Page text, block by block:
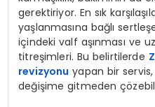
gerektiriyor. En sık
yaşlanmasına bağlı
içindeki valf aşınması ve
titreşimleri. Bu belirtilerde
revizyonu yapan bir
değişime gitmeden